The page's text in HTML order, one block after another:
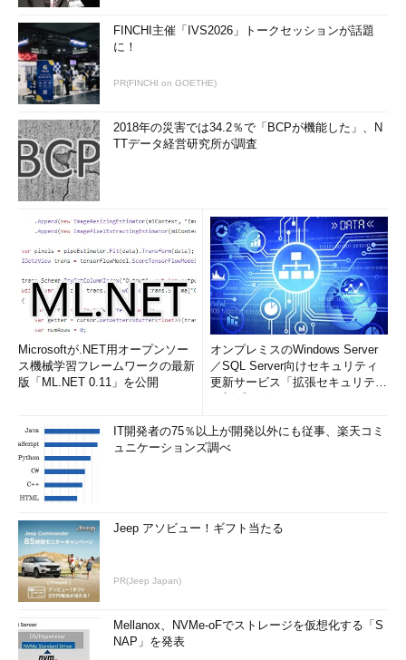
［電源オプション］で「休止状態」を有効化する（5）
［電源オプション］の［システム設定］画面が開くので、
「現在利用可能ではない設定を変更します」をクリックす
る。グレーアウトされている「シャットダウン設定」が変更
可能になる。
▼
［電源オプション］で「休止状態」を有効化する（6）
て、［変更の保存］ボタンをクリックする。
［電源オプション］で「休止状態」を有
効化する（7）
「休止状態」が有効になり、［電源メニ
ュー］に「休止状態」が表示される。
コマンドプロンプトで「休止状態」を有効化する
FINCHI主催「IVS2026」トークセッションが話題
に！
PR(FINCHI on GOETHE)
2018年の災害では34.2％で「BCPが機能した」、N
TTデータ経営研究所が調査
Microsoftが.NET用オープンソー
ス機械学習フレームワークの最新
版「ML.NET 0.11」を公開
オンプレミスのWindows Server
／SQL Server向けセキュリティ
更新サービス「拡張セキュリティ
IT開発者の75％以上が開発以外にも従事、楽天コミ
ュニケーションズ調べ
Jeep アソビュー！ギフト当たる
PR(Jeep Japan)
Mellanox、NVMe-oFでストレージを仮想化する「S
NAP」を発表